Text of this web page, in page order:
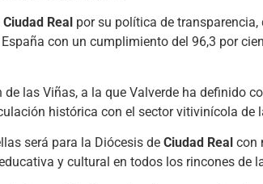
Ciudad Real por su política de transparencia,
con un cumplimiento del 96,3 por
las Viñas, a la que Valverde ha definido
histórica con el sector vitivinícola de
será para la Diócesis de Ciudad Real con
y cultural en todos los rincones de